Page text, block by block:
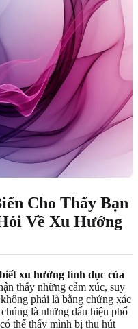
Cho Thấy Bạn
Về Xu Hướng
xu hướng tính dục của
thấy những cảm xúc, suy
phải là bằng chứng xác
là những dấu hiệu phổ
thể thấy mình bị thu hút